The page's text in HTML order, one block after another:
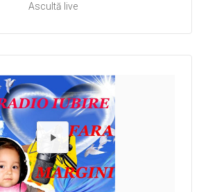
Ascultă live
Redă